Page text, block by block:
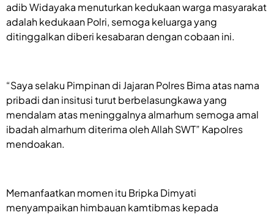
adib Widayaka menuturkan kedukaan warga masyarakat
adalah kedukaan Polri, semoga keluarga yang
ditinggalkan diberi kesabaran dengan cobaan ini.
“Saya selaku Pimpinan di Jajaran Polres Bima atas nama
pribadi dan insitusi turut berbelasungkawa yang
mendalam atas meninggalnya almarhum semoga amal
ibadah almarhum diterima oleh Allah SWT” Kapolres
mendoakan.
Memanfaatkan momen itu Bripka Dimyati
menyampaikan himbauan kamtibmas kepada